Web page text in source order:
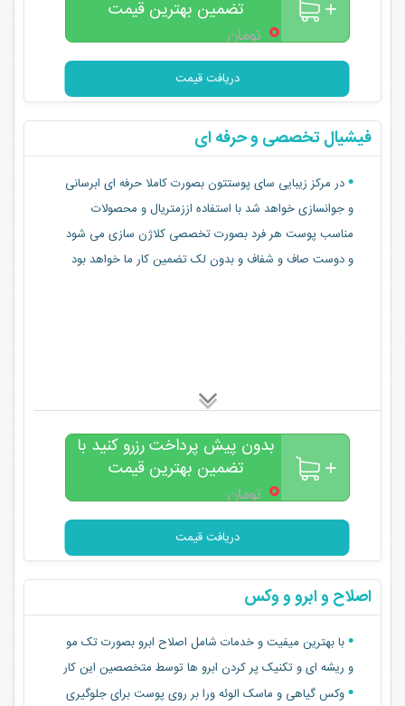
تضمین بهترین قیمت
۰تومان
دریافت قیمت
فیشیال تخصصی و حرفه ای
در مرکز زیبایی سای پوستتون بصورت کاملا حرفه ای ابرسانی
و جوانسازی خواهد شد با استفاده اززمتریال و محصولات
مناسب پوست هر فرد بصورت تخصصی کلاژن سازی می شود
و دوست صاف و شفاف و بدون لک تضمین کار ما خواهد بود
بدون پیش پرداخت رزرو کنید با
تضمین بهترین قیمت
۰تومان
دریافت قیمت
اصلاح و ابرو و وکس
با بهترین میفیت و خدمات شامل اصلاح ابرو بصورت تک مو
و ریشه ای و تکنیک پر کردن ابرو ها توسط متخصصین این کار
وکس گیاهی و ماسک الوئه ورا بر روی پوست برای جلوگیری